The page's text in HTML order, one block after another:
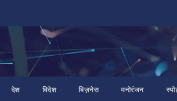
देश विदेश बिज़नेस मनोरंजन